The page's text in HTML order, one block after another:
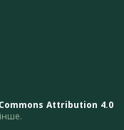
Attribution 4.0